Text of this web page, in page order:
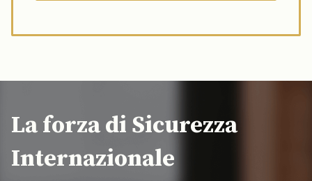
La forza di Sicurezza
Internazionale